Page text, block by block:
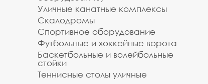
Уличные канатные комплексы
Скалодромы
Спортивное оборудование
Футбольные и хоккейные ворота
Баскетбольные и волейбольные
стойки
Теннисные столы уличные